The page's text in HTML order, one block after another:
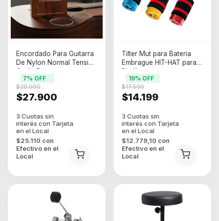
Encordado Para Guitarra
De Nylon Normal Tension
Godin Prem
$27.900
$29.900
7% OFF
$25.110 con
Efectivo en el
Local
Tilter Mut para Bateria
Embrague HIT-HAT para
Platillos
$14.199
$17.590
19% OFF
$12.779,10 con
Efectivo en el
Local